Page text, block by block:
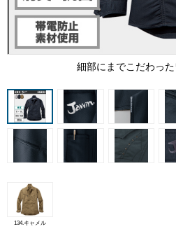
細部にまでこだわっ
134.キャメル